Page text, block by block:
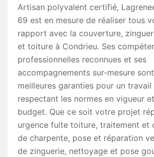
Artisan polyvalent certifié,
69 est en mesure de réaliser tous
rapport avec la couverture,
et toiture à Condrieu. Ses
professionnelles reconnues et ses
accompagnements sur-mesure
meilleures garanties pour un
respectant les normes en vigueur
budget. Que ce soit votre projet
urgence fuite toiture, traitement et
de charpente, pose et réparation
de zinguerie, nettoyage et pose